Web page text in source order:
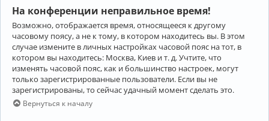
На конференции неправильное время!
Возможно, отображается время, относящееся к другому
часовому поясу, а не к тому, в котором находитесь вы. В этом
случае измените в личных настройках часовой пояс на тот, в
котором вы находитесь: Москва, Киев и т. д. Учтите, что
изменять часовой пояс, как и большинство настроек, могут
только зарегистрированные пользователи. Если вы не
зарегистрированы, то сейчас удачный момент сделать это.
Вернуться к началу